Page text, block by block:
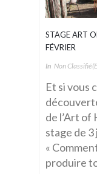
STAGE ART
FÉVRIER
In Non
Et si vous
de l’Art of
stage de
«
produire